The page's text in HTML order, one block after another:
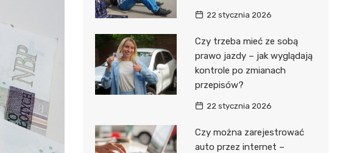
22 stycznia 2026
Czy trzeba mieć ze sobą
prawo jazdy – jak wyglądają
kontrole po zmianach
przepisów?
22 stycznia 2026
Czy można zarejestrować
auto przez internet –